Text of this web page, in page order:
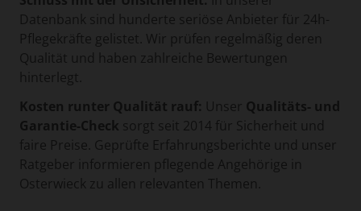
Datenbank sind hunderte seriöse Anbieter für 24h-
Pflegekräfte gelistet. Wir prüfen regelmäßig deren
Qualität und haben zahlreiche Bewertungen
hinterlegt.
Kosten runter Qualität rauf: Unser Qualitäts- und
Garantie-Check sorgt seit 2014 für Sicherheit und
faire Preise. Geprüfte Erfahrungsberichte und unser
Ratgeber informieren pflegende Angehörige in
Osterwieck zu allen relevanten Themen.